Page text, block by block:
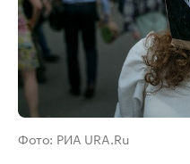
Фото: РИА URA.Ru